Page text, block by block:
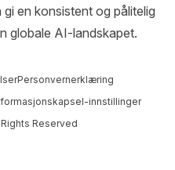
en konsistent og pålitelig
globale AI-landskapet.
Personvernerklæring
innstillinger
Reserved